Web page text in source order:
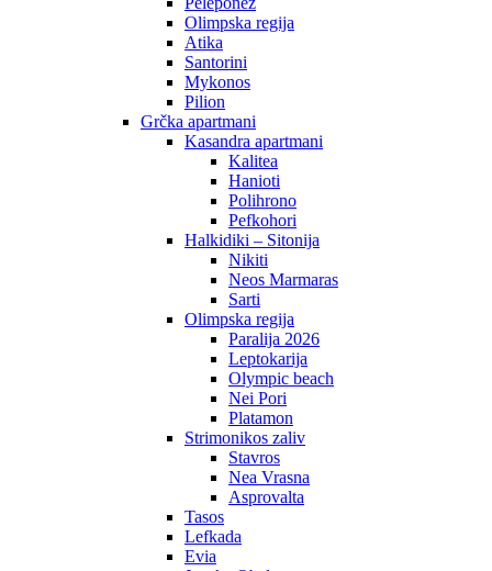
Olimpska regija
Atika
Santorini
Mykonos
Pilion
Grčka apartmani
Kasandra apartmani
Kalitea
Hanioti
Polihrono
Pefkohori
Halkidiki – Sitonija
Nikiti
Neos Marmaras
Sarti
Olimpska regija
Paralija 2026
Leptokarija
Olympic beach
Nei Pori
Platamon
Strimonikos zaliv
Stavros
Nea Vrasna
Asprovalta
Tasos
Lefkada
Evia